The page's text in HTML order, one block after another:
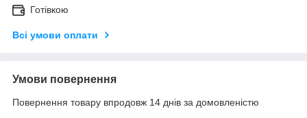
Готівкою
Всі умови оплати
Умови повернення
Повернення товару впродовж 14 днів за домовленістю